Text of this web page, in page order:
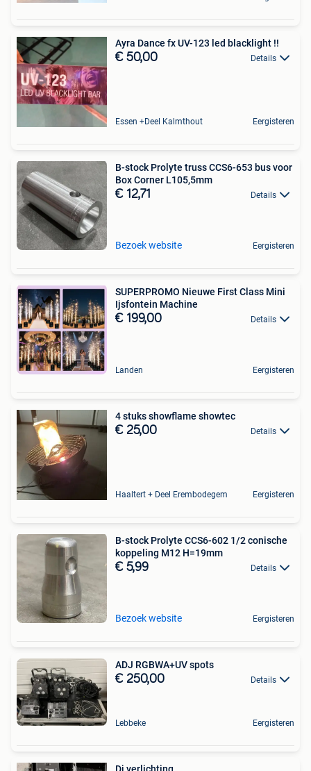
Ayra Dance fx UV-123 led blacklight !!
€ 50,00 Details
Essen +Deel Kalmthout Eergisteren
B-stock Prolyte truss CCS6-653 bus voor
Box Corner L105,5mm
€ 12,71 Details
Bezoek website Eergisteren
SUPERPROMO Nieuwe First Class Mini
Ijsfontein Machine
€ 199,00 Details
Landen Eergisteren
4 stuks showflame showtec
€ 25,00 Details
Haaltert + Deel Erembodegem Eergisteren
B-stock Prolyte CCS6-602 1/2 conische
koppeling M12 H=19mm
€ 5,99 Details
Bezoek website Eergisteren
ADJ RGBWA+UV spots
€ 250,00 Details
Lebbeke Eergisteren